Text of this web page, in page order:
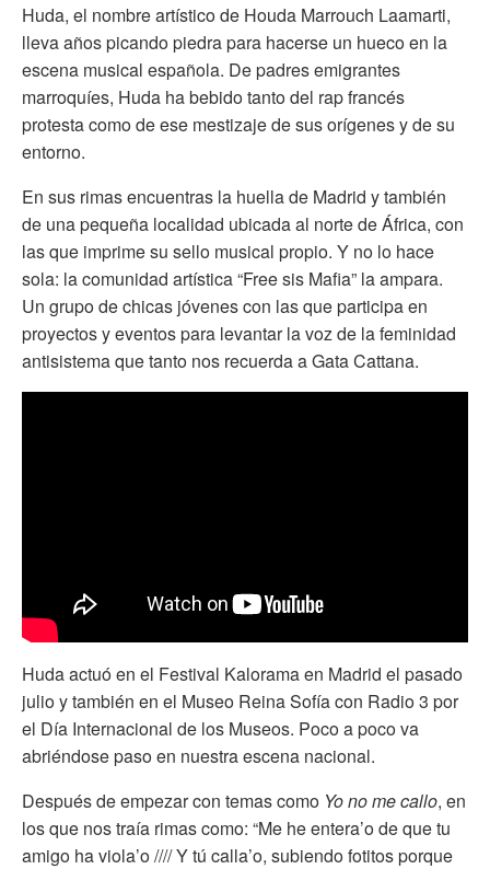
Huda, el nombre artístico de Houda Marrouch Laamarti,
lleva años picando piedra para hacerse un hueco en la
escena musical española. De padres emigrantes
marroquíes, Huda ha bebido tanto del rap francés
protesta como de ese mestizaje de sus orígenes y de su
entorno.
En sus rimas encuentras la huella de Madrid y también
de una pequeña localidad ubicada al norte de África, con
las que imprime su sello musical propio. Y no lo hace
sola: la comunidad artística “Free sis Mafia” la ampara.
Un grupo de chicas jóvenes con las que participa en
proyectos y eventos para levantar la voz de la feminidad
antisistema que tanto nos recuerda a Gata Cattana.
Huda actuó en el Festival Kalorama en Madrid el pasado
julio y también en el Museo Reina Sofía con Radio 3 por
el Día Internacional de los Museos. Poco a poco va
abriéndose paso en nuestra escena nacional.
Después de empezar con temas como Yo no me callo, en
los que nos traía rimas como: “Me he entera’o de que tu
amigo ha viola’o //// Y tú calla’o, subiendo fotitos porque